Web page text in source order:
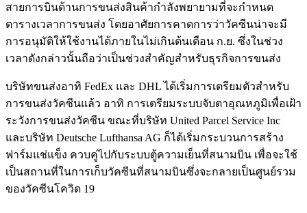
สายการบินด้านการขนส่งสินค้ากำลังพยายามที่จะกำหนด
ตารางเวลาการขนส่ง โดยอาศัยการคาดการว่าวัคซีนน่าจะมี
การอนุมัติให้ใช้งานได้ภายในไม่เกินต้นเดือน ก.ย. ซึ่งในช่วง
เวลาดังกล่าวนั้นถือว่าเป็นช่วงสำคัญสำหรับธุรกิจการขนส่ง
บริษัทขนส่งอาทิ FedEx และ DHL ได้เริ่มการเตรียมตัวสำหรับ
การขนส่งวัคซีนแล้ว อาทิ การเตรียมระบบจับตาอุณหภูมิเพื่อเฝ้า
ระวังการขนส่งวัคซีน ขณะที่บริษัท United Parcel Service Inc
และบริษัท Deutsche Lufthansa AG ก็ได้เริ่มกระบวนการสร้าง
ฟาร์มแช่แข็ง ควบคู่ไปกับระบบตู้ความเย็นที่สนามบิน เพื่อจะใช้
เป็นสถานที่ในการเก็บวัคซีนที่สนามบินซึ่งจะกลายเป็นศูนย์รวม
ของวัคซีนโควิด 19